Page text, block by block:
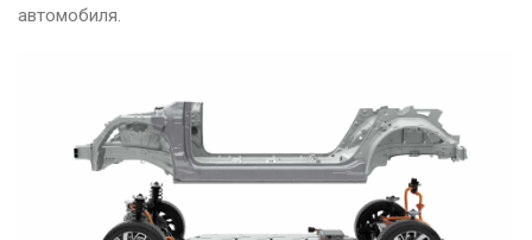
автомобиля.